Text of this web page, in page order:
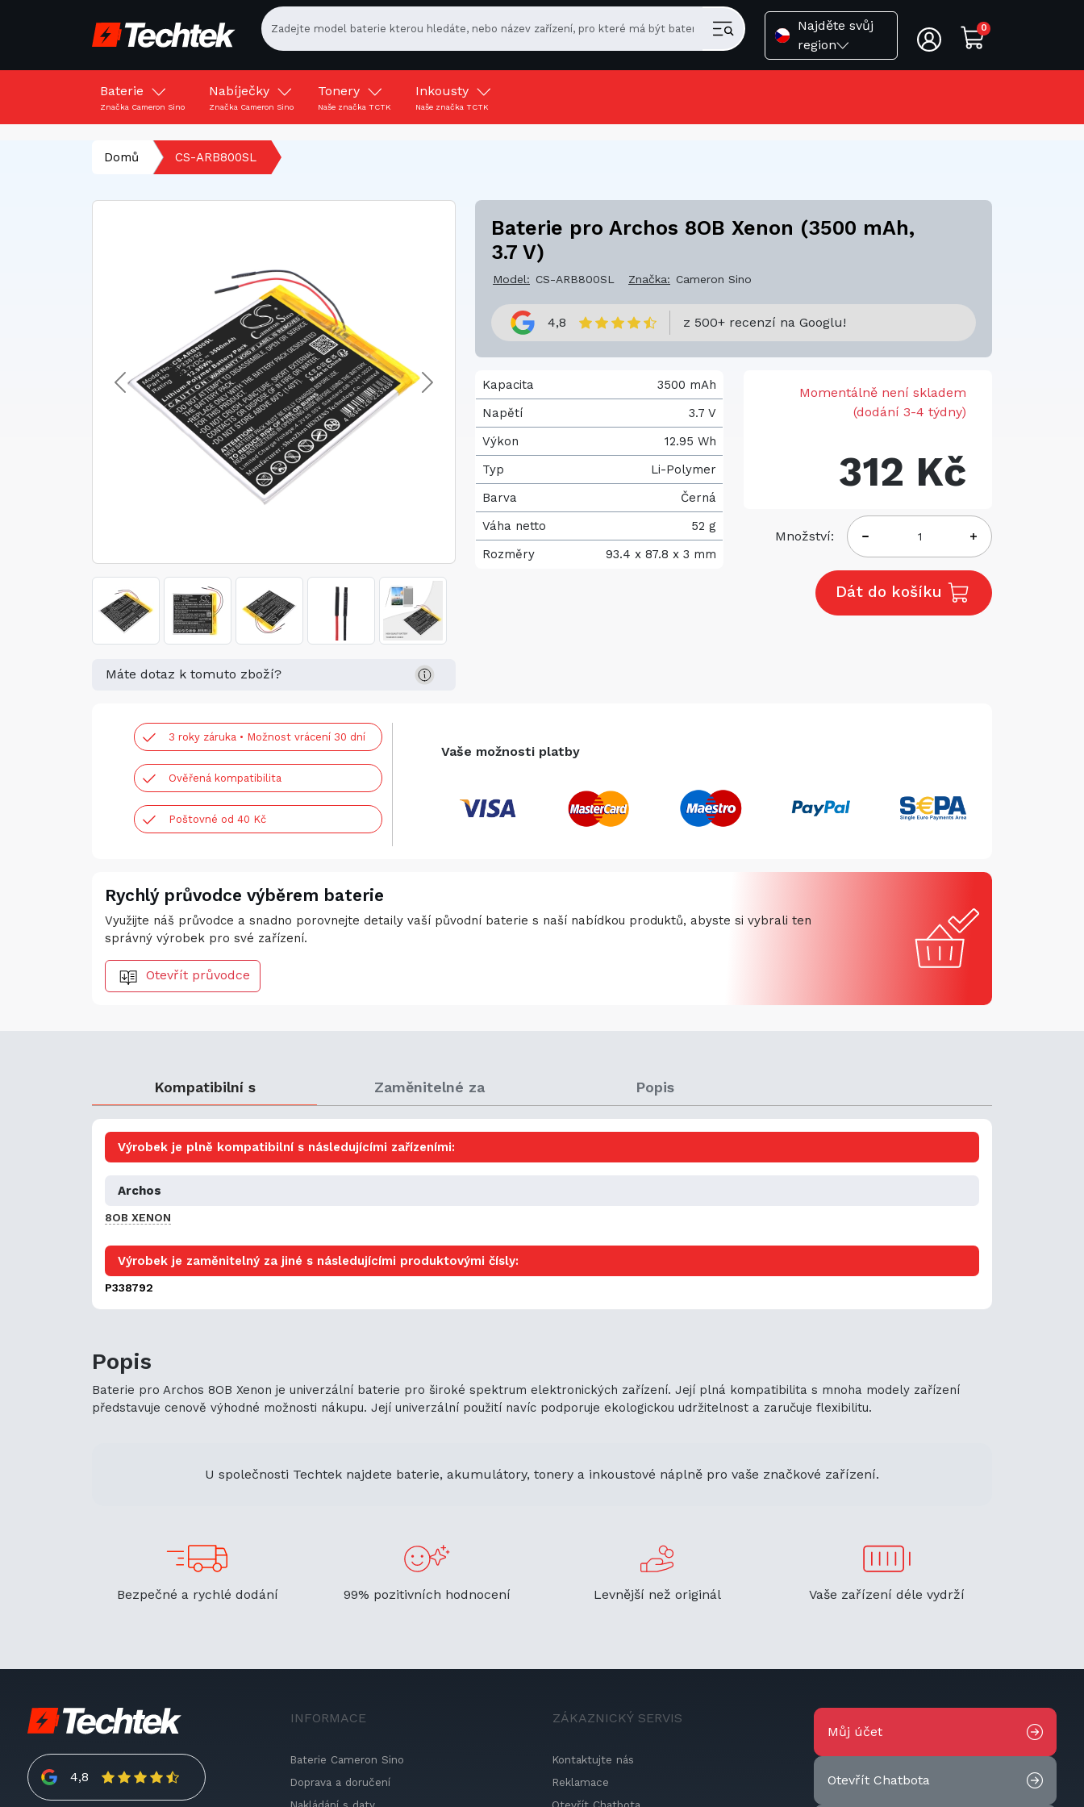
Najděte svůj
region
0
Baterie
Značka Cameron Sino
Nabíječky
Značka Cameron Sino
Tonery
Naše značka TCTK
Inkousty
Naše značka TCTK
Domů CS-ARB800SL
Máte dotaz k tomuto zboží?
Baterie pro Archos 8OB Xenon (3500 mAh,
3.7 V)
Model: CS-ARB800SL Značka: Cameron Sino
4,8 z 500+ recenzí na Googlu!
Kapacita
3500 mAh
Napětí
3.7 V
Výkon
12.95 Wh
Typ
Li-Polymer
Barva
Černá
Váha netto
52 g
Rozměry
93.4 x 87.8 x 3 mm
Momentálně není skladem
(dodání 3-4 týdny)
312 Kč
Množství:
Dát do košíku
3 roky záruka • Možnost vrácení 30 dní
Ověřená kompatibilita
Poštovné od 40 Kč
Vaše možnosti platby
Rychlý průvodce výběrem baterie
Využijte náš průvodce a snadno porovnejte detaily vaší původní baterie s naší nabídkou produktů, abyste si vybrali ten
správný výrobek pro své zařízení.
Otevřít průvodce
Kompatibilní s Zaměnitelné za Popis
Výrobek je plně kompatibilní s následujícími zařízeními:
Archos
8OB XENON
Výrobek je zaměnitelný za jiné s následujícími produktovými čísly:
P338792
Popis
Baterie pro Archos 8OB Xenon je univerzální baterie pro široké spektrum elektronických zařízení. Její plná kompatibilita s mnoha modely zařízení
představuje cenově výhodné možnosti nákupu. Její univerzální použití navíc podporuje ekologickou udržitelnost a zaručuje flexibilitu.
U společnosti Techtek najdete baterie, akumulátory, tonery a inkoustové náplně pro vaše značkové zařízení.
Bezpečné a rychlé dodání 99% pozitivních hodnocení Levnější než originál Vaše zařízení déle vydrží
4,8
INFORMACE
Baterie Cameron Sino
Doprava a doručení
Nakládání s daty
ZÁKAZNICKÝ SERVIS
Kontaktujte nás
Reklamace
Otevřít Chatbota
Můj účet
Otevřít Chatbota